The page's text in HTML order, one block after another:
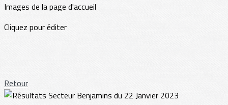
Images de la page d'accueil
Cliquez pour éditer
Retour